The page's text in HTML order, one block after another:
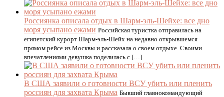
Россиянка описала отдых в Шарм-эль-Шейхе: все дно
моря усыпано ежами Российская туристка отправилась на
египетский курорт Шарм-эль-Шейх на недавно открывшемся
прямом рейсе из Москвы и рассказала о своем отдыхе. Своими
впечатлениями девушка поделилась с […]
В США заявили о готовности ВСУ убить или пленить
россиян для захвата Крыма Бывший главнокомандующий